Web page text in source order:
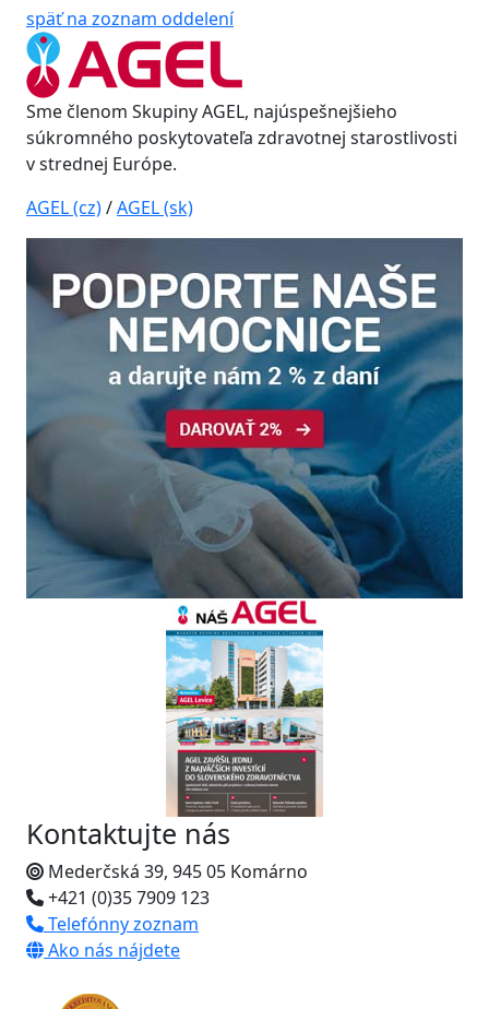
späť na zoznam oddelení
Sme členom Skupiny AGEL, najúspešnejšieho
súkromného poskytovateľa zdravotnej starostlivosti
v strednej Európe.
AGEL (cz)/AGEL (sk)
Kontaktujte nás
Mederčská 39, 945 05 Komárno
+421 (0)35 7909 123
Telefónny zoznam
Ako nás nájdete